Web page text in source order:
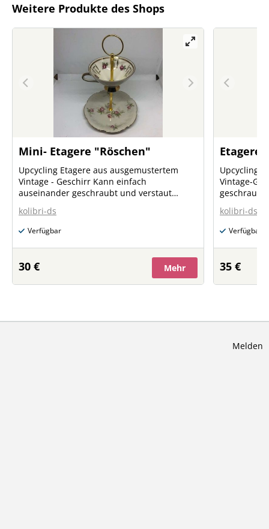
Weitere Produkte des Shops
Mini- Etagere "Röschen"
Upcycling Etagere aus ausgemustertem
Vintage - Geschirr Kann einfach
auseinander geschraubt und verstaut
kolibri-ds
Verfügbar
30 € Mehr
Etagere
Upcycling
Vintage-Geschirr Kann
geschraubt und
kolibri-ds
Verfügbar
35 €
Melden